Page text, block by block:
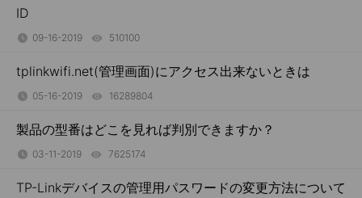
ID
09-16-2019 510100
tplinkwifi.net(管理画面)にアクセス出来ないときは
05-16-2019 16289804
製品の型番はどこを見れば判別できますか？
03-11-2019 7625174
TP-Linkデバイスの管理用パスワードの変更方法について